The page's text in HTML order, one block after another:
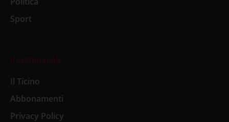
Sport
Il settimanale
Il Ticino
Abbonamenti
Privacy Policy